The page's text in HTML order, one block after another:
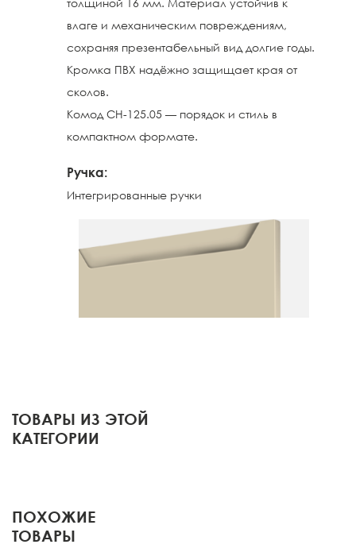
толщиной 16 мм. Материал устойчив к
влаге и механическим повреждениям,
сохраняя презентабельный вид долгие годы.
Кромка ПВХ надёжно защищает края от
сколов.
Комод СН-125.05 — порядок и стиль в
компактном формате.
Ручкa:
Интегрированные ручки
ТОВАРЫ ИЗ ЭТОЙ
КАТЕГОРИИ
ПОХОЖИЕ
ТОВАРЫ